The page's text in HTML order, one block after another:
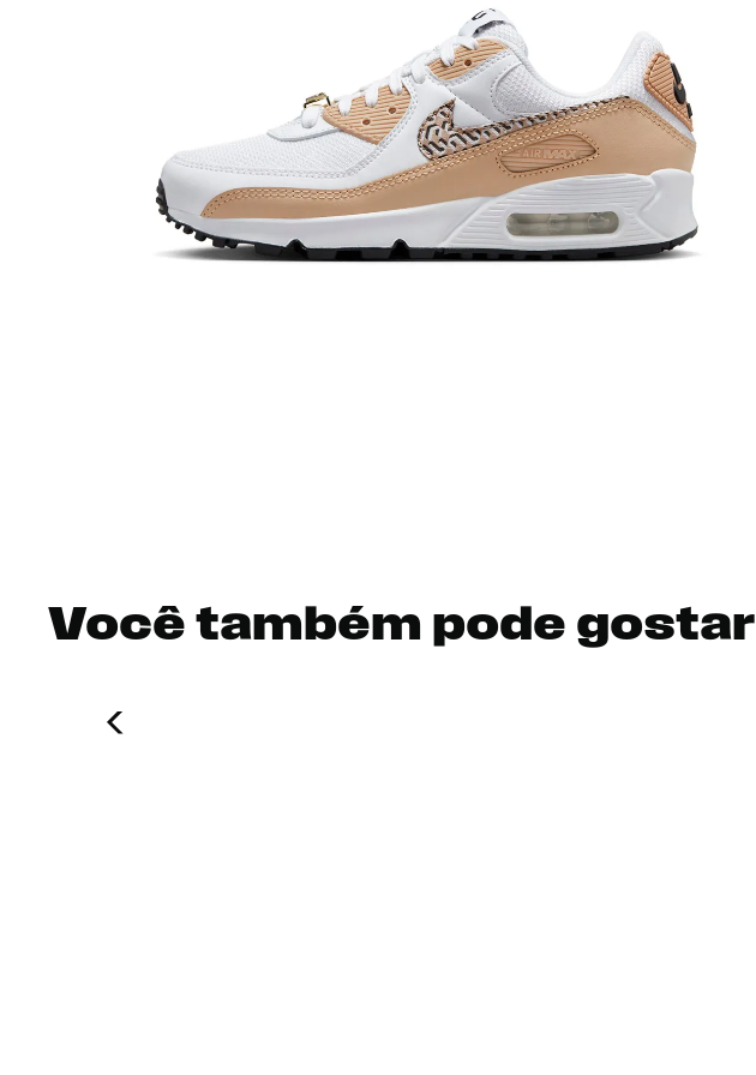
Você também pode gostar